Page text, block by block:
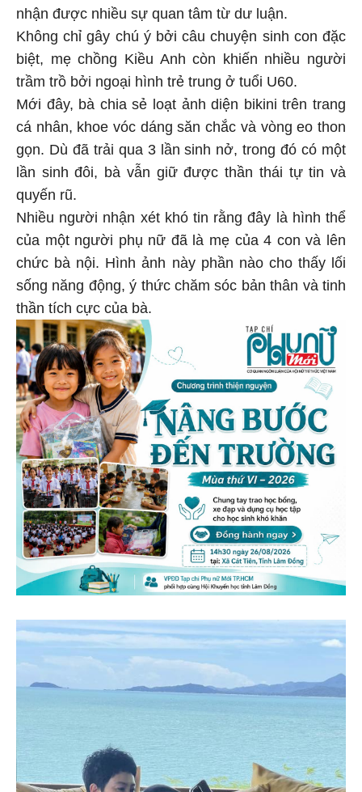
nhận được nhiều sự quan tâm từ dư luận.
Không chỉ gây chú ý bởi câu chuyện sinh con đặc
biệt, mẹ chồng Kiều Anh còn khiến nhiều người
trầm trồ bởi ngoại hình trẻ trung ở tuổi U60.
Mới đây, bà chia sẻ loạt ảnh diện bikini trên trang
cá nhân, khoe vóc dáng săn chắc và vòng eo thon
gọn. Dù đã trải qua 3 lần sinh nở, trong đó có một
lần sinh đôi, bà vẫn giữ được thần thái tự tin và
quyến rũ.
Nhiều người nhận xét khó tin rằng đây là hình thể
của một người phụ nữ đã là mẹ của 4 con và lên
chức bà nội. Hình ảnh này phần nào cho thấy lối
sống năng động, ý thức chăm sóc bản thân và tinh
thần tích cực của bà.